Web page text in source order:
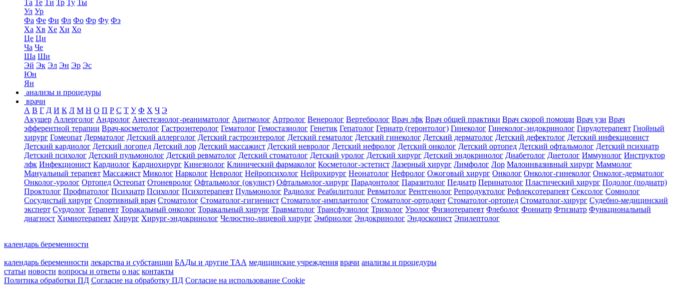
Та Те Ти Тр Ту Ты
Ул Ур
Фа Фе Фи Фл Фо Фр Фу Фэ
Ха Хв Хе Хи Хо
Це Ци
Ча Че
Ша Ши
Эй Эк Эл Эн Эр Эс
Юн
Ян
анализы и процедуры
врачи
А В Г Д И К Л М Н О П Р С Т У Ф Х Ч Э
Акушер Аллерголог Андролог Анестезиолог-реаниматолог Аритмолог Артролог Венеролог Вертебролог Врач лфк Врач общей практики Врач скорой помощи Врач узи Врач
эфферентной терапии Врач-косметолог Гастроэнтеролог Гематолог Гемостазиолог Генетик Гепатолог Гериатр (геронтолог) Гинеколог Гинеколог-эндокринолог Гирудотерапевт Гнойный
хирург Гомеопат Дерматолог Детский аллерголог Детский гастроэнтеролог Детский гематолог Детский гинеколог Детский дерматолог Детский дефектолог Детский инфекционист
Детский кардиолог Детский логопед Детский лор Детский массажист Детский невролог Детский нефролог Детский онколог Детский ортопед Детский офтальмолог Детский психиатр
Детский психолог Детский пульмонолог Детский ревматолог Детский стоматолог Детский уролог Детский хирург Детский эндокринолог Диабетолог Диетолог Иммунолог Инструктор
лфк Инфекционист Кардиолог Кардиохирург Кинезиолог Клинический фармаколог Косметолог-эстетист Лазерный хирург Лимфолог Лор Малоинвазивный хирург Маммолог
Мануальный терапевт Массажист Миколог Нарколог Невролог Нейропсихолог Нейрохирург Неонатолог Нефролог Ожоговый хирург Онколог Онколог-гинеколог Онколог-дерматолог
Онколог-уролог Ортопед Остеопат Отоневролог Офтальмолог (окулист) Офтальмолог-хирург Парадонтолог Паразитолог Педиатр Перинатолог Пластический хирург Подолог (подиатр)
Проктолог Профпатолог Психиатр Психолог Психотерапевт Пульмонолог Радиолог Реабилитолог Ревматолог Рентгенолог Репродуктолог Рефлексотерапевт Сексолог Сомнолог
Сосудистый хирург Спортивный врач Стоматолог Стоматолог-гигиенист Стоматолог-имплантолог Стоматолог-ортодонт Стоматолог-ортопед Стоматолог-хирург Судебно-медицинский
эксперт Сурдолог Терапевт Торакальный онколог Торакальный хирург Травматолог Трансфузиолог Трихолог Уролог Физиотерапевт Флеболог Фониатр Фтизиатр Функциональный
диагност Химиотерапевт Хирург Хирург-эндокринолог Челюстно-лицевой хирург Эмбриолог Эндокринолог Эндоскопист Эпилептолог
календарь беременности
календарь беременности лекарства и субстанции БАДы и другие ТАА медицинские учреждения врачи анализы и процедуры
статьи новости вопросы и ответы о нас контакты
Политика обработки ПД Согласие на обработку ПД Согласие на использование Cookie